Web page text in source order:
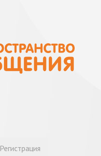
Регистрация